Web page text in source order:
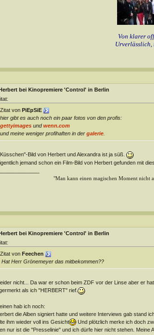
Von klarer
Urverlässlich,
bei Kinopremiere 'Control' in Berlin
Zitat von PiEpSiE
hier gibt es auch noch ein paar fotos von den profis:
gettyimagesundwenn.com
und meine weniger profihaften in der galerie.
Bild von Herbert und Alexandra ist ja süß.
jemand schon ein Film-Bild von Herbert gefunden mit
"Man kann einen magischen Moment nicht
bei Kinopremiere 'Control' in Berlin
Zitat von Feechen
Hat Herr Grönemeyer das mitbekommen??
nicht... Da war er schon beim ZDF vor der Linse aber er
als ich "HERBERT" rief.
hab ich noch:
die Alben signiert hatte und weitere Interviews gab stand
ihm wieder voll ins Gesicht
Und plötzlich merke ich doch
nur ist die "Presselinie" und ich dürfe hier nicht stehen.